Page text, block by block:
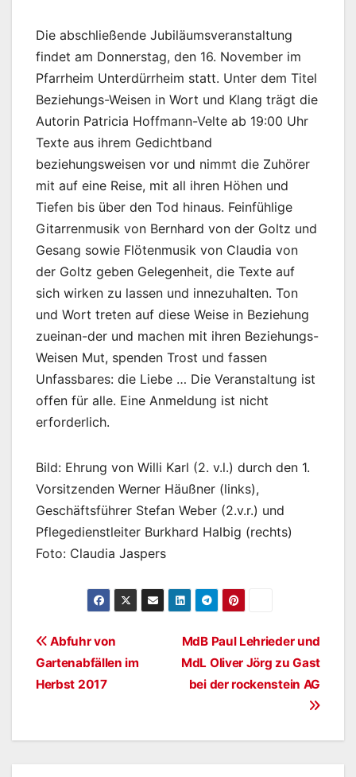
Die abschließende Jubiläumsveranstaltung
findet am Donnerstag, den 16. November im
Pfarrheim Unterdürrheim statt. Unter dem Titel
Beziehungs-Weisen in Wort und Klang trägt die
Autorin Patricia Hoffmann-Velte ab 19:00 Uhr
Texte aus ihrem Gedichtband
beziehungsweisen vor und nimmt die Zuhörer
mit auf eine Reise, mit all ihren Höhen und
Tiefen bis über den Tod hinaus. Feinfühlige
Gitarrenmusik von Bernhard von der Goltz und
Gesang sowie Flötenmusik von Claudia von
der Goltz geben Gelegenheit, die Texte auf
sich wirken zu lassen und innezuhalten. Ton
und Wort treten auf diese Weise in Beziehung
zueinan-der und machen mit ihren Beziehungs-
Weisen Mut, spenden Trost und fassen
Unfassbares: die Liebe … Die Veranstaltung ist
offen für alle. Eine Anmeldung ist nicht
erforderlich.
Bild: Ehrung von Willi Karl (2. v.l.) durch den 1.
Vorsitzenden Werner Häußner (links),
Geschäftsführer Stefan Weber (2.v.r.) und
Pflegedienstleiter Burkhard Halbig (rechts)
Foto: Claudia Jaspers
BeitragsnavigationMdB Paul Lehrieder und
MdL Oliver Jörg zu Gast
bei der rockenstein AG
Abfuhr von
Gartenabfällen im
Herbst 2017